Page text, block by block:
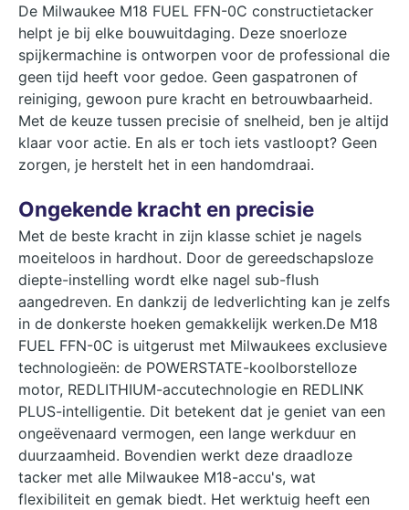
De Milwaukee M18 FUEL FFN-0C constructietacker
helpt je bij elke bouwuitdaging. Deze snoerloze
spijkermachine is ontworpen voor de professional die
geen tijd heeft voor gedoe. Geen gaspatronen of
reiniging, gewoon pure kracht en betrouwbaarheid.
Met de keuze tussen precisie of snelheid, ben je altijd
klaar voor actie. En als er toch iets vastloopt? Geen
zorgen, je herstelt het in een handomdraai.
Ongekende kracht en precisie
Met de beste kracht in zijn klasse schiet je nagels
moeiteloos in hardhout. Door de gereedschapsloze
diepte-instelling wordt elke nagel sub-flush
aangedreven. En dankzij de ledverlichting kan je zelfs
in de donkerste hoeken gemakkelijk werken.De M18
FUEL FFN-0C is uitgerust met Milwaukees exclusieve
technologieën: de POWERSTATE-koolborstelloze
motor, REDLITHIUM-accutechnologie en REDLINK
PLUS-intelligentie. Dit betekent dat je geniet van een
ongeëvenaard vermogen, een lange werkduur en
duurzaamheid. Bovendien werkt deze draadloze
tacker met alle Milwaukee M18-accu's, wat
flexibiliteit en gemak biedt. Het werktuig heeft een